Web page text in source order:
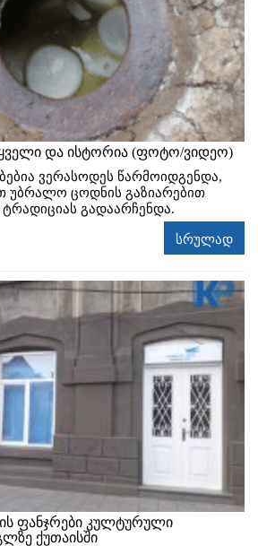
ყველი და ისტორია (ფოტო/ვიდეო)
ვერასოდეს წარმოიდგენდა,
უბრალო ცოდნის გაზიარებით
გადაარჩენდა.
სრულად
ფანჯრები კულტურული
ქუთაისში